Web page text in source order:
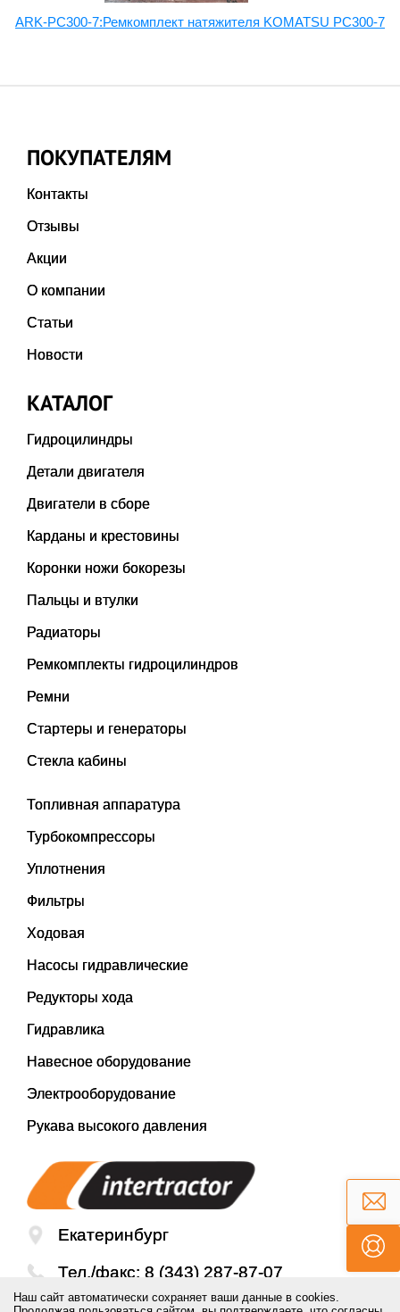
ARK-PC300-7:Ремкомплект натяжителя KOMATSU PC300-7
ПОКУПАТЕЛЯМ
Контакты
Отзывы
Акции
О компании
Статьи
Новости
КАТАЛОГ
Гидроцилиндры
Детали двигателя
Двигатели в сборе
Карданы и крестовины
Коронки ножи бокорезы
Пальцы и втулки
Радиаторы
Ремкомплекты гидроцилиндров
Ремни
Стартеры и генераторы
Стекла кабины
Топливная аппаратура
Турбокомпрессоры
Уплотнения
Фильтры
Ходовая
Насосы гидравлические
Редукторы хода
Гидравлика
Навесное оборудование
Электрооборудование
Рукава высокого давления
Екатеринбург
Тел./факс: 8 (343) 287-87-07
Наш сайт автоматически сохраняет ваши данные в cookies.